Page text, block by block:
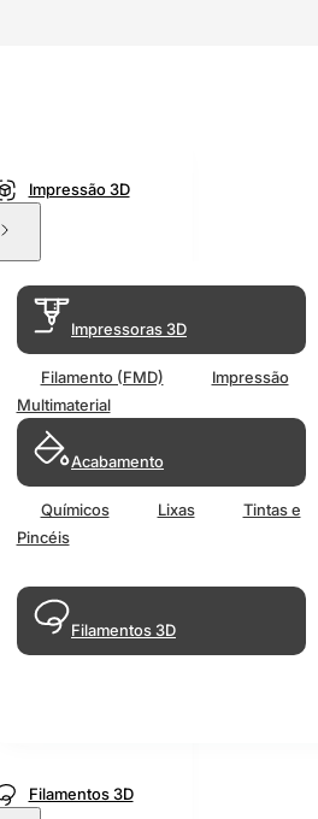
Impressão 3D
Impressoras 3D
Filamento (FMD)
Impressão
Multimaterial
Acabamento
Químicos Lixas
Tintas e
Pincéis
Filamentos 3D
Filamentos 3D